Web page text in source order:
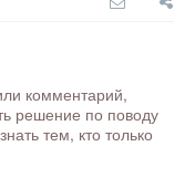
комментарий,
решение по поводу
тем, кто только